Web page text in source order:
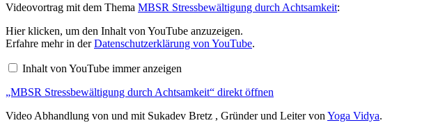
Videovortrag mit dem Thema MBSR Stressbewältigung durch Achtsamkeit:
„MBSR
Stressbewältigung
durch
von
anzeigen
Hier klicken, um den Inhalt von YouTube anzuzeigen.
Erfahre mehr in derDatenschutzerklärung von YouTube.
Inhalt von YouTube immer anzeigen
„MBSR Stressbewältigung durch Achtsamkeit“ direkt öffnen
Video Abhandlung von und mit Sukadev Bretz , Gründer und Leiter von Yoga Vidya.